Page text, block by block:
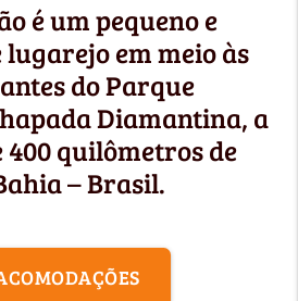
é um pequeno e
em meio às
do Parque
Diamantina, a
400 quilômetros de
– Brasil.